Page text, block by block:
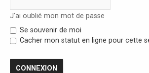
J’ai oublié mon mot de passe
Se souvenir de moi
Cacher mon statut en ligne pour cette